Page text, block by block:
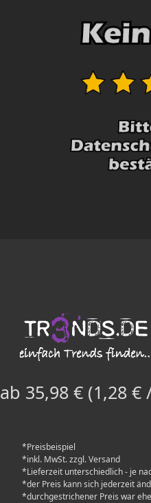
ab 35,98 € (1,28 €
*Preisbeispiel
*inkl. MwSt. zzgl. Versand
*Lieferzeit unterschiedlich - je
*der Preis kann sich jederzeit
*durchgestrichener Preis war